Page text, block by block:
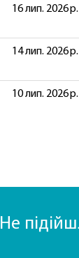
16 лип. 2026 р.
14 лип. 2026 р.
10 лип. 2026 р.
Не